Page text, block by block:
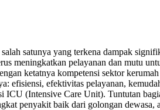
satunya yang terkena dampak
meningkatkan pelayanan dan mutu
ketatnya kompetensi sektor
efisiensi, efektivitas pelayanan,
ICU (Intensive Care Unit). Tuntutan
penyakit baik dari golongan dewasa,